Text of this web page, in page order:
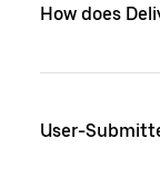
How does
User-